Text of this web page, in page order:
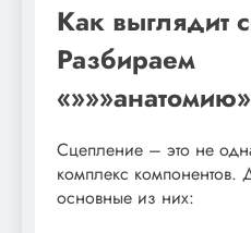
Как выглядит
Разбираем
Сцепление – это не
комплекс компонентов.
основные из них: